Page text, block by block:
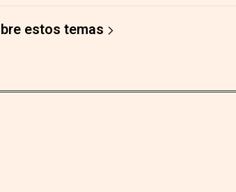
estos temas